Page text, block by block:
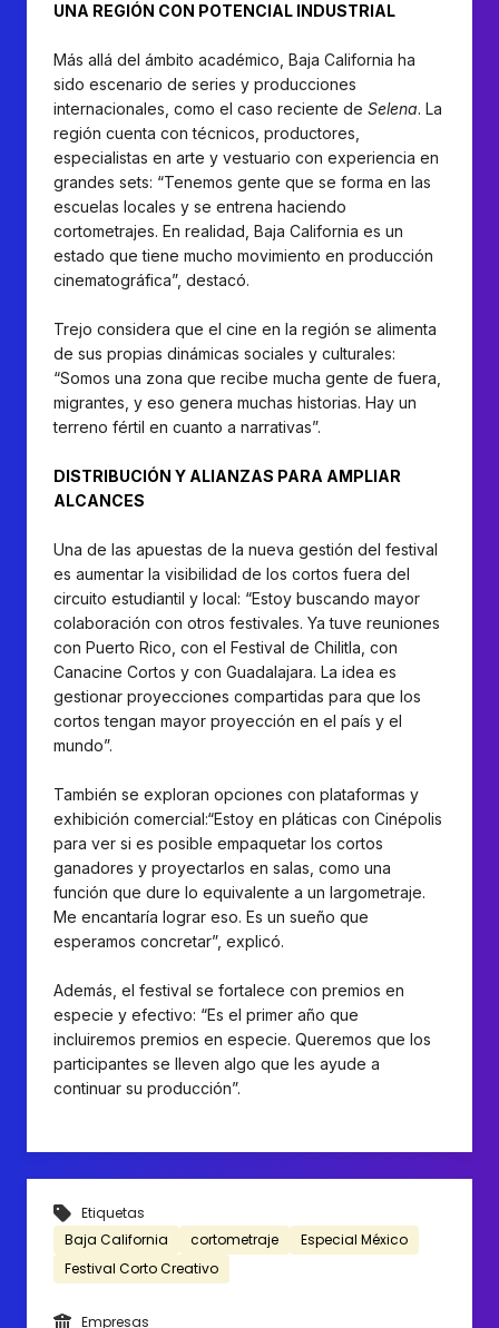
UNA REGIÓN CON POTENCIAL INDUSTRIAL
Más allá del ámbito académico, Baja California ha
sido escenario de series y producciones
internacionales, como el caso reciente de Selena. La
región cuenta con técnicos, productores,
especialistas en arte y vestuario con experiencia en
grandes sets: “Tenemos gente que se forma en las
escuelas locales y se entrena haciendo
cortometrajes. En realidad, Baja California es un
estado que tiene mucho movimiento en producción
cinematográfica”, destacó.
Trejo considera que el cine en la región se alimenta
de sus propias dinámicas sociales y culturales:
“Somos una zona que recibe mucha gente de fuera,
migrantes, y eso genera muchas historias. Hay un
terreno fértil en cuanto a narrativas”.
DISTRIBUCIÓN Y ALIANZAS PARA AMPLIAR
ALCANCES
Una de las apuestas de la nueva gestión del festival
es aumentar la visibilidad de los cortos fuera del
circuito estudiantil y local: “Estoy buscando mayor
colaboración con otros festivales. Ya tuve reuniones
con Puerto Rico, con el Festival de Chilitla, con
Canacine Cortos y con Guadalajara. La idea es
gestionar proyecciones compartidas para que los
cortos tengan mayor proyección en el país y el
mundo”.
También se exploran opciones con plataformas y
exhibición comercial:“Estoy en pláticas con Cinépolis
para ver si es posible empaquetar los cortos
ganadores y proyectarlos en salas, como una
función que dure lo equivalente a un largometraje.
Me encantaría lograr eso. Es un sueño que
esperamos concretar”, explicó.
Además, el festival se fortalece con premios en
especie y efectivo: “Es el primer año que
incluiremos premios en especie. Queremos que los
participantes se lleven algo que les ayude a
continuar su producción”.
Etiquetas
Baja California
cortometraje
Especial México
Festival Corto Creativo
Empresas